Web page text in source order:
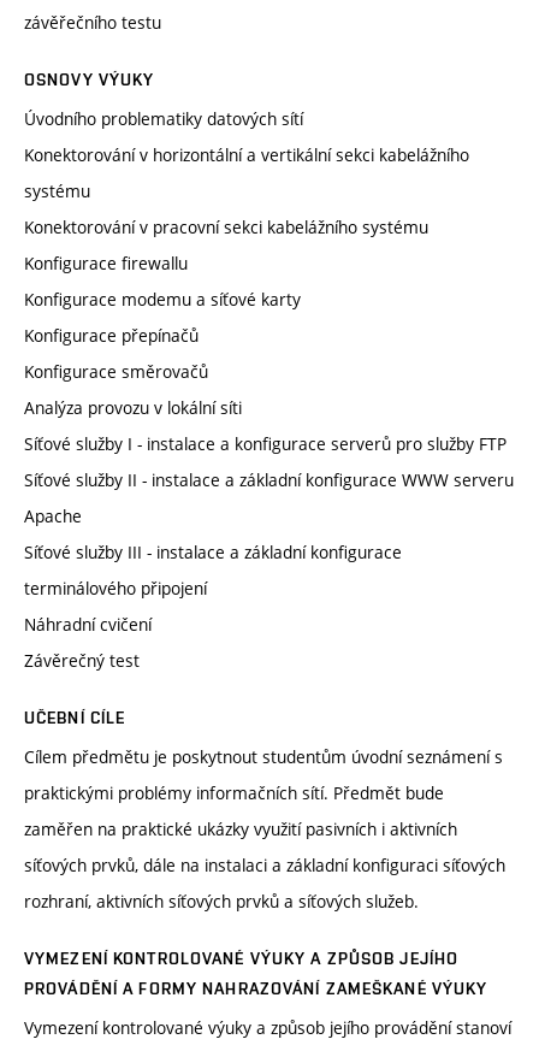
závěřečního testu
OSNOVY VÝUKY
Úvodního problematiky datových sítí
Konektorování v horizontální a vertikální sekci kabelážního
systému
Konektorování v pracovní sekci kabelážního systému
Konfigurace firewallu
Konfigurace modemu a síťové karty
Konfigurace přepínačů
Konfigurace směrovačů
Analýza provozu v lokální síti
Síťové služby I - instalace a konfigurace serverů pro služby FTP
Síťové služby II - instalace a základní konfigurace WWW serveru
Apache
Síťové služby III - instalace a základní konfigurace
terminálového připojení
Náhradní cvičení
Závěrečný test
UČEBNÍ CÍLE
Cílem předmětu je poskytnout studentům úvodní seznámení s
praktickými problémy informačních sítí. Předmět bude
zaměřen na praktické ukázky využití pasivních i aktivních
síťových prvků, dále na instalaci a základní konfiguraci síťových
rozhraní, aktivních síťových prvků a síťových služeb.
VYMEZENÍ KONTROLOVANÉ VÝUKY A ZPŮSOB JEJÍHO
PROVÁDĚNÍ A FORMY NAHRAZOVÁNÍ ZAMEŠKANÉ VÝUKY
Vymezení kontrolované výuky a způsob jejího provádění stanoví